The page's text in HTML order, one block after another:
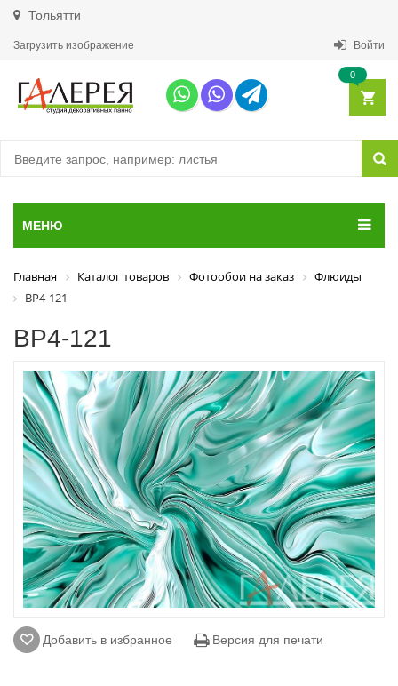
Тольятти
Загрузить изображение Войти
0
МЕНЮ
Главная Каталог товаров Фотообои на заказ
Флюиды
ВР4-121
ВР4-121
Добавить в избранное Версия для печати